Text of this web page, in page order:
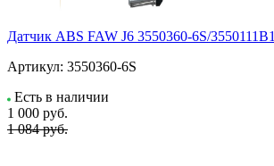
Датчик ABS FAW J6 3550360-6S/
Артикул: 3550360-6S
Есть в наличии
1 000 руб.
1 084 руб.